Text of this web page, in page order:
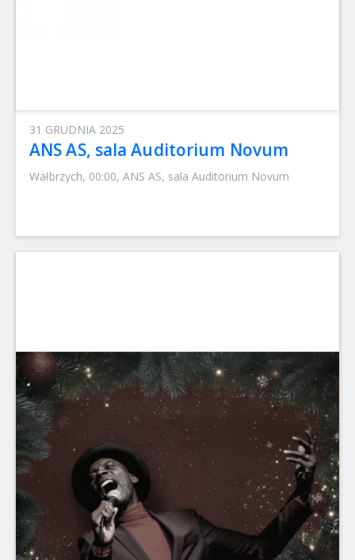
31 GRUDNIA 2025
ANS AS, sala Auditorium Novum
Wałbrzych, 00:00, ANS AS, sala Auditorium Novum